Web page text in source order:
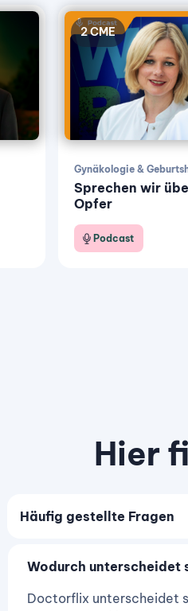
2CME
Gynäkologie &
Sprechen wir
Opfer
Podcast
Hier
Häufig gestellte Fragen
Wodurch unterscheidet
Doctorflix unterscheidet